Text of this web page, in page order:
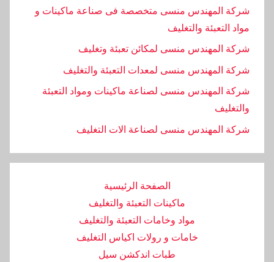
شركة المهندس منسى متخصصة فى صناعة ماكينات و
مواد التعبئة والتغليف
شركة المهندس منسى لمكائن تعبئة وتغليف
شركة المهندس منسى لمعدات التعبئة والتغليف
شركة المهندس منسى لصناعة ماكينات ومواد التعبئة
والتغليف
‏شركة المهندس منسى لصناعة الات التغليف
الصفحة الرئيسية
ماكينات التعبئة والتغليف
مواد وخامات التعبئة والتغليف
خامات و رولات اكياس التغليف
طبات اندكشن سيل